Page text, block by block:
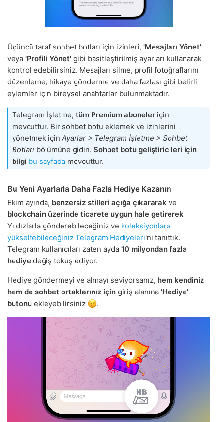
Üçüncü taraf sohbet botları için izinleri, 'Mesajları Yönet'
veya 'Profili Yönet' gibi basitleştirilmiş ayarları kullanarak
kontrol edebilirsiniz. Mesajları silme, profil fotoğraflarını
düzenleme, hikaye gönderme ve daha fazlası gibi belirli
eylemler için bireysel anahtarlar bulunmaktadır.
Telegram İşletme, tüm Premium aboneler için
mevcuttur. Bir sohbet botu eklemek ve izinlerini
yönetmek için Ayarlar > Telegram İşletme > Sohbet
Botları bölümüne gidin. Sohbet botu geliştiricileri için
bilgi bu sayfada mevcuttur.
Bu Yeni Ayarlarla Daha Fazla Hediye Kazanın
Ekim ayında, benzersiz stilleri açığa çıkararak ve
blockchain üzerinde ticarete uygun hale getirerek
Yıldızlarla gönderebileceğiniz ve koleksiyonlara
yükseltebileceğiniz Telegram Hediyeleri'ni tanıttık.
Telegram kullanıcıları zaten ayda 10 milyondan fazla
hediye değiş tokuş ediyor.
Hediye göndermeyi ve almayı seviyorsanız, hem kendiniz
hem de sohbet ortaklarınız için giriş alanına 'Hediye'
butonu ekleyebilirsiniz .